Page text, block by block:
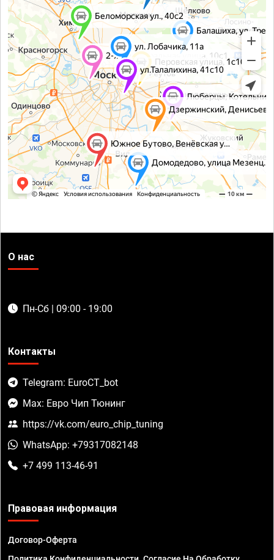
О нас
Пн-Сб | 09:00 - 19:00
Контакты
Telegram: EuroCT_bot
Max: Евро Чип Тюнинг
https://vk.com/euro_chip_tuning
WhatsApp: +79317082148
+7 499 113-46-91
Правовая информация
Договор-Оферта